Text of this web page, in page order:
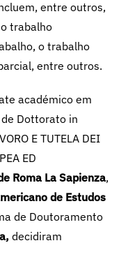
entre outros,
trabalho
o trabalho
entre outros.
académico em
Dottorato in
E TUTELA DEI
ED
Roma La Sapienza,
de Estudos
de Doutoramento
decidiram